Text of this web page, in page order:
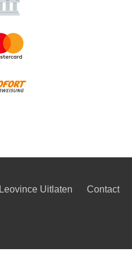
Leovince Uitlaten Contact